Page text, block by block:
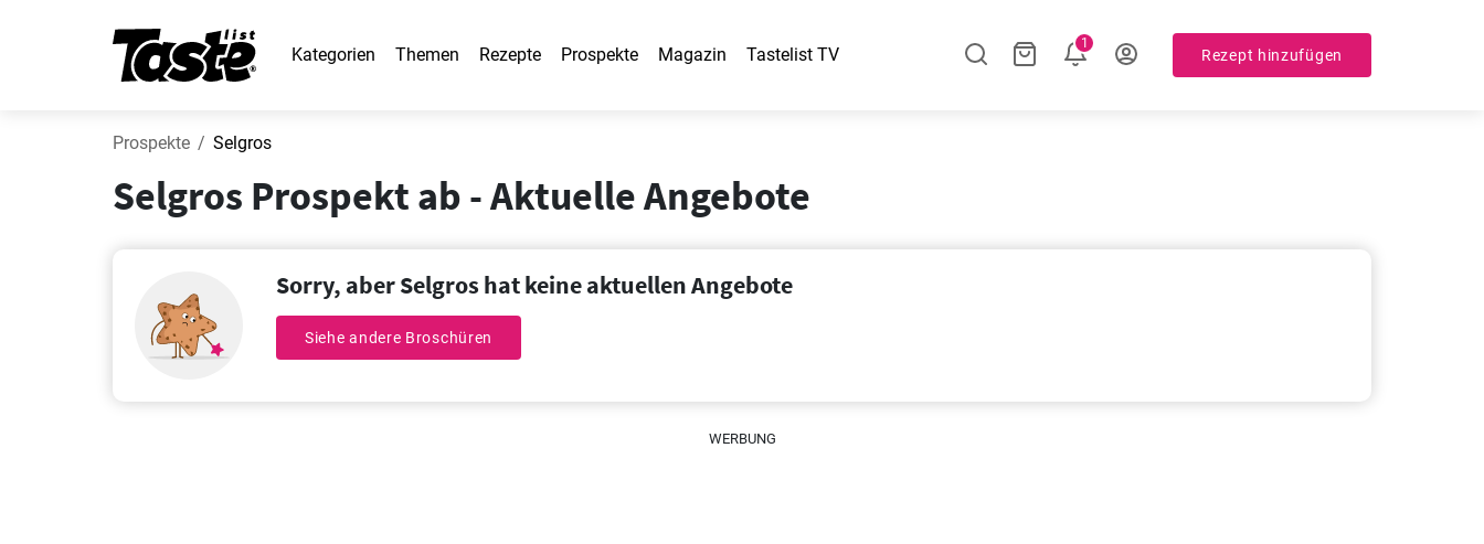
Kategorien Themen Rezepte Prospekte Magazin Tastelist TV
1
Rezept hinzufügen
Prospekte Selgros
Selgros Prospekt ab - Aktuelle Angebote
Sorry, aber Selgros hat keine aktuellen Angebote
Siehe andere Broschüren
WERBUNG